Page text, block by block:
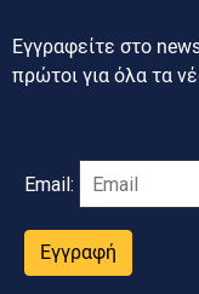
Εγγραφείτε στο
πρώτοι για όλα τα
Email:
Εγγραφή